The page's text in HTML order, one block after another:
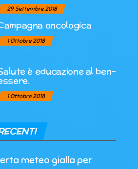
29 Settembre 2018
oncologica
1 Ottobre 2018
è educazione al ben-
1 Ottobre 2018
meteo gialla per